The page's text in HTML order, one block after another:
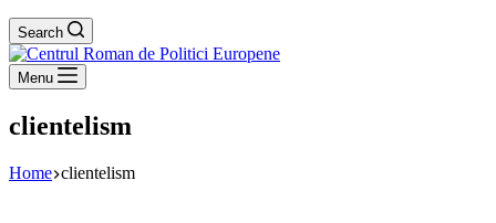
Search
Menu
clientelism
Home clientelism